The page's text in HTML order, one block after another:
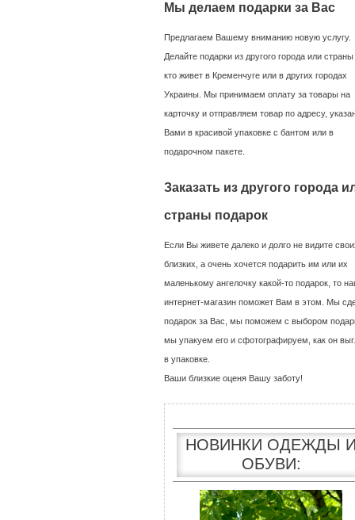
Мы делаем подарки за Вас
Предлагаем Вашему вниманию новую услугу.
Делайте подарки из другого города или страны
кто живет в Кременчуге или в других городах
Украины. Мы принимаем оплату за товары на
карточку и отправляем товар по адресу,
Вами в красивой упаковке с бантом или в
подарочном пакете.
Заказать из другого города
страны подарок
Если Вы живете далеко и долго не видите
близких, а очень хочется подарить им или их
маленькому ангелочку какой-то подарок, то
интернет-магазин поможет Вам в этом. Мы
подарок за Вас, мы поможем с выбором
мы упакуем его и сфотографируем, как он
в упаковке.
Ваши близкие оценя Вашу заботу!
НОВИНКИ ОДЕЖДЫ И
ОБУВИ: